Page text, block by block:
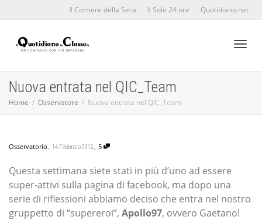
Il Corriere della Sera Il Sole 24 ore Quotidiano.net
Nuova entrata nel QIC_Team
Home Osservatore Nuova entrata nel QIC_Team
Osservatorio, 14 Febbraio 2012, 5
Questa settimana siete stati in più d’uno ad essere
super-attivi sulla pagina di facebook, ma dopo una
serie di riflessioni abbiamo deciso che entra nel nostro
gruppetto di “supereroi”, Apollo97, ovvero Gaetano!